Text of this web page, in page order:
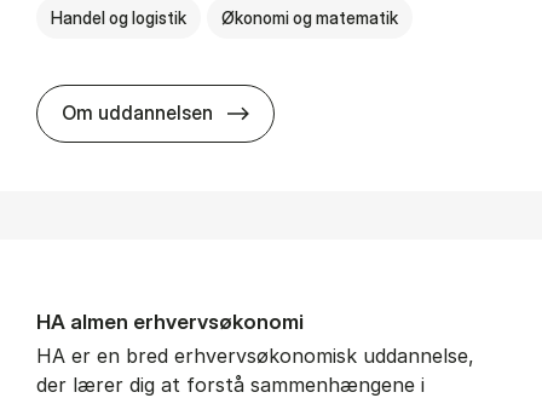
Handel og logistik Økonomi og matematik
Om uddannelsen BSc in In­ter­na­tion­al Ship­ping
HA al­men erhvervs­økonomi
HA er en bred erhvervsøkonomisk uddannelse,
der lærer dig at forstå sammenhængene i